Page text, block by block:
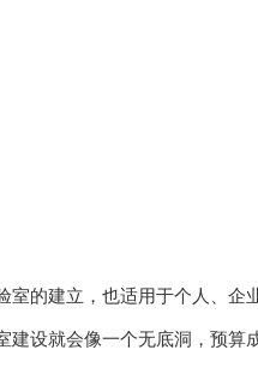
，也适用于个人、企业、高
就会像一个无底洞，预算